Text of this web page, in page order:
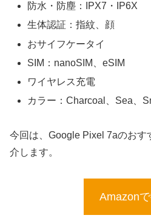
防水・防塵：IPX7・IP6X
生体認証：指紋、顔
おサイフケータイ
SIM：nanoSIM、eSIM
ワイヤレス充電
カラー：Charcoal、Sea、
今回は、Google Pixel 7aのおす
介します。
Amazon